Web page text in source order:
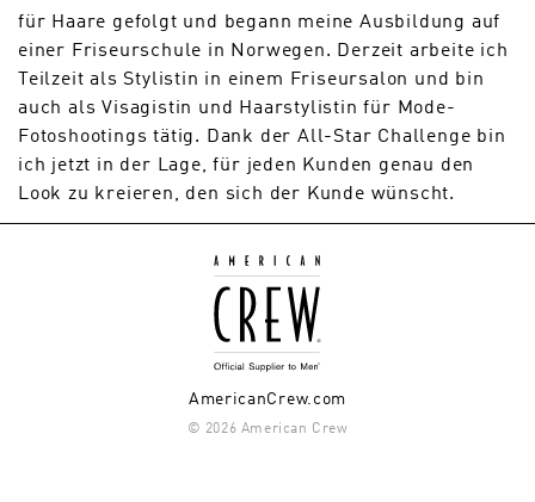
für Haare gefolgt und begann meine Ausbildung auf
einer Friseurschule in Norwegen. Derzeit arbeite ich
Teilzeit als Stylistin in einem Friseursalon und bin
auch als Visagistin und Haarstylistin für Mode-
Fotoshootings tätig. Dank der All-Star Challenge bin
ich jetzt in der Lage, für jeden Kunden genau den
Look zu kreieren, den sich der Kunde wünscht.
AmericanCrew.com
© 2026 American Crew